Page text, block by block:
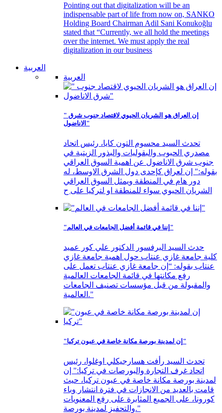
Pointing out that digitalization will be an
indispensable part of life from now on, SANKO
Holding Board Chairman Adil Sani Konukoğlu
stated that “Currently, we all hold the meetings
over the internet. We must apply the real
digitalization in our business
العربية
العربية
" إن العراق هو الشريان الحيوي لاقتصاد جنوب شرق
الاناضول"
تحدث السيد محسوم التون كايا، رئيس اتحاد
مصدري الحبوب والبقوليات والبذور الزيتية في
جنوب شرق الاناضول عن اهمية السوق العراقي
بقوله:" إن لعراق كإحدى دول الشرق الاوسط، له
دور هام في المنطقة ويمثل السوق العراقي
الشريان الحيوي سواء للمنطقة او لتركيا على ح
"إننا في قائمة أفضل الجامعات في العالم"
حدث السيد البرفسور الدكتور علي كور عميد
كلية جامعة غازي عنتاب حول اهمية جامعة غازي
عنتاب بقوله: “إن جامعة غازي عنتاب تعمل على
رفع مكانتها في قائمة الجامعات العالمية
والمقبولة من قبل مؤسسات تصنيف الجامعات
العالمية."
"إن لمدينة بورصة مكانة خاصة في عبون تركيا"
تحدث السيد رأفت هسارجيكلي اوغلوا، رئيس
اتحاد غرف التجارة والبورصات في تركيا:" إن
لمدينة بورصة مكانة خاصة في عيون تركيا، حيث
قامت بالعديد من الانجازات في فترة انتشار وباء
كورونا، على الجميع المثابرة على رفع المعنويات
والتحفيز لمدينة بورصة."